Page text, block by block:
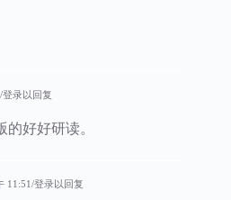
登录以回复
好好研读。
11:51 登录以回复